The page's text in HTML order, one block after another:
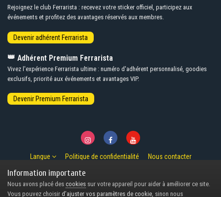
Rejoignez le club Ferrarista : recevez votre sticker officiel, participez aux
événements et profitez des avantages réservés aux membres.
👑 Adhérent Premium Ferrarista
Vivez l'expérience Ferrarista ultime : numéro d'adhérent personnalisé, goodies
exclusifs, priorité aux événements et avantages VIP.
Langue Politique de confidentialité Nous contacter
© Copyright 2007-2026 Ferrarista.Club
Powered by Invision Community
Design by Invision Focus.
Information importante
Nous avons placé des cookies sur votre appareil pour aider à améliorer ce site.
Vous pouvez choisir d’ajuster vos paramètres de cookie, sinon nous